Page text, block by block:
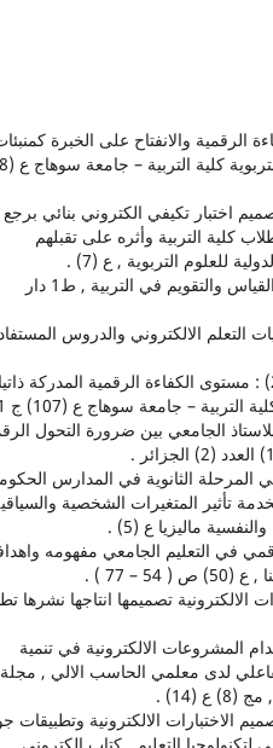
أحمد حسن (2024) : الكفاءة الرقمية والانفتاح على الخبرة
ماريان ميلاد منصور (2021) : تصميم اختبار تكيفي الكتروني بنائي
كلية التربية وأثره على تقبلهم
للعلوم التربوية , ع (7) .
3. الخياط , ماجد محمد (2010) : اساسيات القياس والتقويم في التربية , ط1 دار
حسن حسني (2021) : تحديات التعلم الالكتروني والدروس
5. الحاج حسين , احلام ابراهيم محمد (2023) : مستوى الكفاءة الرقمية المدركة ذاتيا
– جامعة سوهاج ع (107) ج 1 .
الرقمية للاستاذ الجامعي بين ضرورة التحول
معلمي المرحلة الثانوية في المدارس
تأثير المتغيرات الشخصية
ماليزيا ع (5) .
: التحول الرقمي في التعليم الجامعي مفهومه
– 77 ) .
(2009) : المقررات الالكترونية تصميمها انتاجها نشرها
حسين (2025) : استخدام المشروعات الالكترونية في تنمية
لدى معلمي الحاسب الالي , مجلة
(14) .
, عبد الجبار حسين (2025) : تصميم الاختبارات الالكترونية